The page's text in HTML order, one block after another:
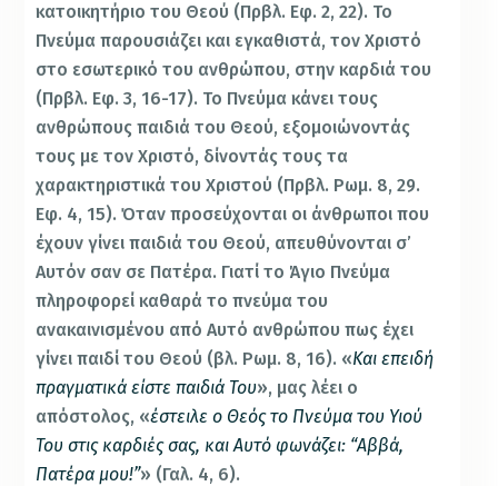
κατοικητήριο του Θεού (Πρβλ. Εφ. 2, 22). Το
Πνεύμα παρουσιάζει και εγκαθιστά, τον Χριστό
στο εσωτερικό του ανθρώπου, στην καρδιά του
(Πρβλ. Εφ. 3, 16-17). Το Πνεύμα κάνει τους
ανθρώπους παιδιά του Θεού, εξομοιώνοντάς
τους με τον Χριστό, δίνοντάς τους τα
χαρακτηριστικά του Χριστού (Πρβλ. Ρωμ. 8, 29.
Εφ. 4, 15). Όταν προσεύχονται οι άνθρωποι που
έχουν γίνει παιδιά του Θεού, απευθύνονται σ’
Αυτόν σαν σε Πατέρα. Γιατί το Άγιο Πνεύμα
πληροφορεί καθαρά το πνεύμα του
ανακαινισμένου από Αυτό ανθρώπου πως έχει
γίνει παιδί του Θεού (βλ. Ρωμ. 8, 16). «Και επειδή
πραγματικά είστε παιδιά Του», μας λέει ο
απόστολος, «έστειλε ο Θεός το Πνεύμα του Υιού
Του στις καρδιές σας, και Αυτό φωνάζει: “Αββά,
Πατέρα μου!”» (Γαλ. 4, 6).